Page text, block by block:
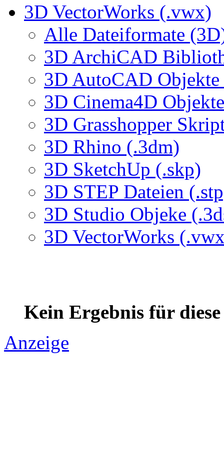
3D VectorWorks (.vwx)
Alle Dateiformate
3D ArchiCAD
3D AutoCAD
3D Cinema4D
3D Grasshopper
3D Rhino (.3dm)
3D SketchUp (.skp)
3D STEP Dateien
3D Studio Objeke
3D VectorWorks
Kein Ergebnis für
Anzeige